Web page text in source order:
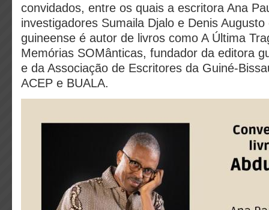
convidados, entre os quais a escritora Ana
investigadores Sumaila Djalo e Denis
guineense é autor de livros como A Última
Memórias SOMânticas, fundador da editora
e da Associação de Escritores da Guiné-
ACEP e BUALA.